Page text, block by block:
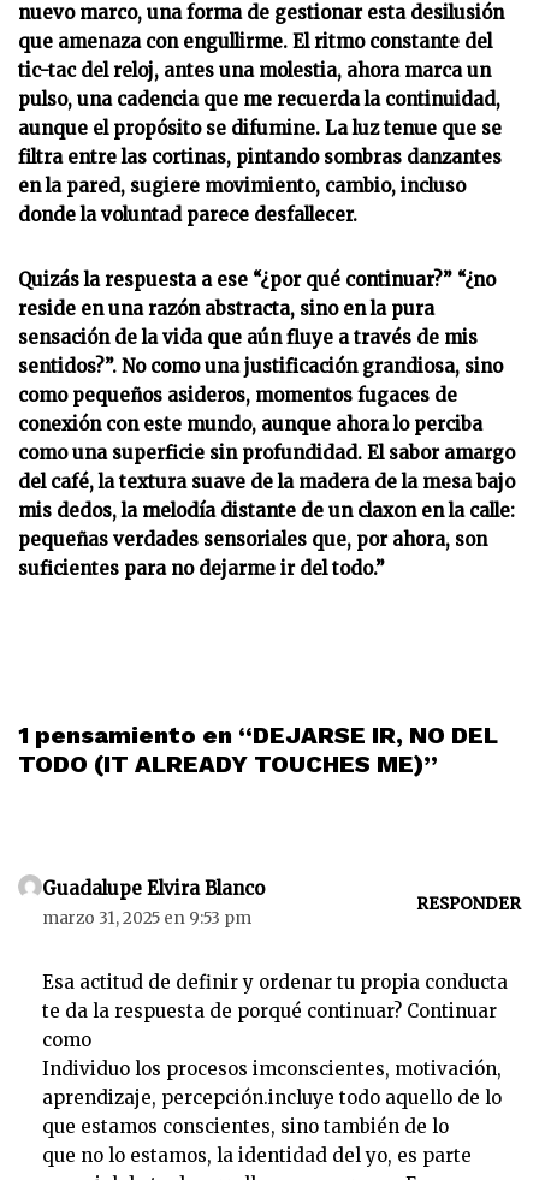
nuevo marco, una forma de gestionar esta desilusión
que amenaza con engullirme. El ritmo constante del
tic-tac del reloj, antes una molestia, ahora marca un
pulso, una cadencia que me recuerda la continuidad,
aunque el propósito se difumine. La luz tenue que se
filtra entre las cortinas, pintando sombras danzantes
en la pared, sugiere movimiento, cambio, incluso
donde la voluntad parece desfallecer.
Quizás la respuesta a ese “¿por qué continuar?” “¿no
reside en una razón abstracta, sino en la pura
sensación de la vida que aún fluye a través de mis
sentidos?”. No como una justificación grandiosa, sino
como pequeños asideros, momentos fugaces de
conexión con este mundo, aunque ahora lo perciba
como una superficie sin profundidad. El sabor amargo
del café, la textura suave de la madera de la mesa bajo
mis dedos, la melodía distante de un claxon en la calle:
pequeñas verdades sensoriales que, por ahora, son
suficientes para no dejarme ir del todo.”
1 pensamiento en “DEJARSE IR, NO DEL
TODO (IT ALREADY TOUCHES ME)”
Guadalupe Elvira Blanco
marzo 31, 2025 en 9:53 pm
RESPONDER
Esa actitud de definir y ordenar tu propia conducta
te da la respuesta de porqué continuar? Continuar
como
Individuo los procesos imconscientes, motivación,
aprendizaje, percepción.incluye todo aquello de lo
que estamos conscientes, sino también de lo
que no lo estamos, la identidad del yo, es parte